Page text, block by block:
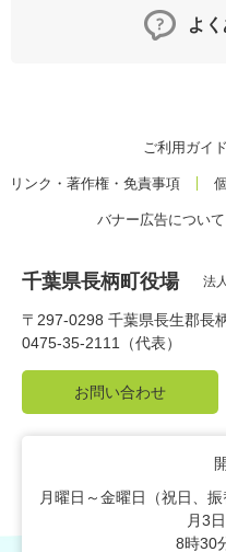
よ
ご利用ガイド
リンク・著作権・免責事項
バナー広告について
千葉県長柄町役場 法
〒297-0298 千葉県長生郡長
0475-35-2111（代表）
お問い合わせ
月曜日～金曜日（祝日、
月3
8時30